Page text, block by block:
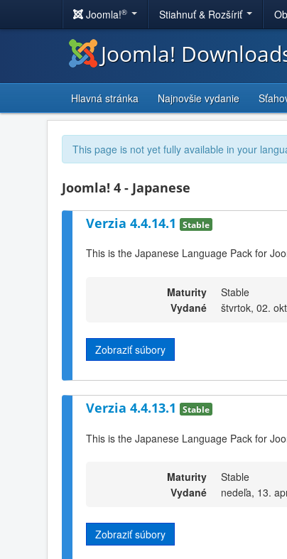
Joomla!® Stiahnuť & Rozšíriť
Joomla!
Hlavná stránka Najnovšie vydanie
This page is not yet fully available in your
Joomla! 4 - Japanese
Verzia 4.4.14.1 Stable
This is the Japanese Language Pack for
Maturity
Stable
Vydané
štvrtok, 02.
Zobraziť súbory
Verzia 4.4.13.1 Stable
This is the Japanese Language Pack for
Maturity
Stable
Vydané
nedeľa, 13.
Zobraziť súbory